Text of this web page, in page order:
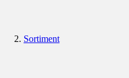
Sortiment